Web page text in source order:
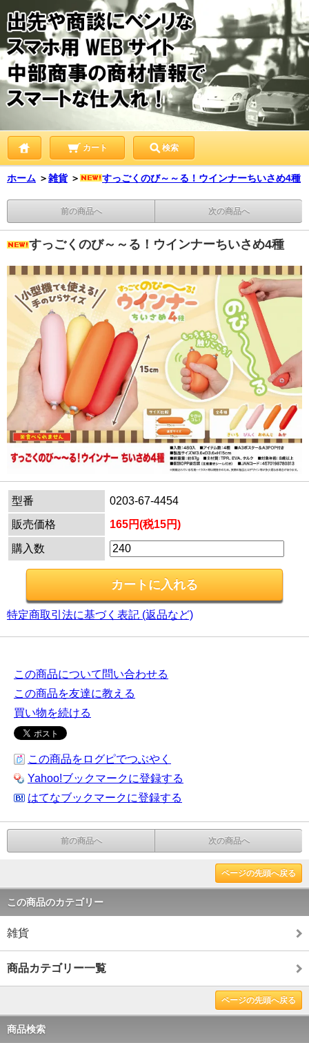
カート 検索
ホーム ＞雑貨 ＞ すっごくのび～～る！ウインナーちいさめ4種
前の商品へ 次の商品へ
すっごくのび～～る！ウインナーちいさめ4種
型番
0203-67-4454
販売価格
165円(税15円)
購入数
特定商取引法に基づく表記 (返品など)
この商品について問い合わせる
この商品を友達に教える
買い物を続ける
この商品をログピでつぶやく
Yahoo!ブックマークに登録する
はてなブックマークに登録する
前の商品へ 次の商品へ
ページの先頭へ戻る
この商品のカテゴリー
雑貨
商品カテゴリー一覧
ページの先頭へ戻る
商品検索